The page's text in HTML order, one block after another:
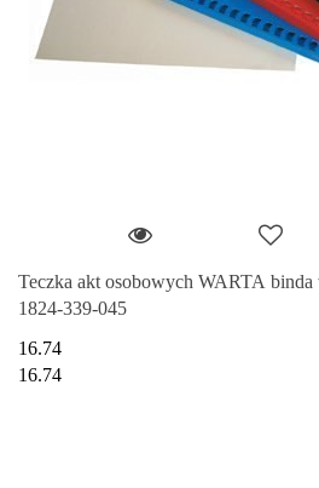
Teczka akt osobowych WARTA binda
1824-339-045
16.74
16.74